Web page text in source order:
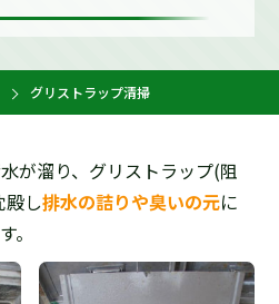
グリストラップ清掃
が溜り、グリストラップ(阻
殿し排水の詰りや臭いの元に
。